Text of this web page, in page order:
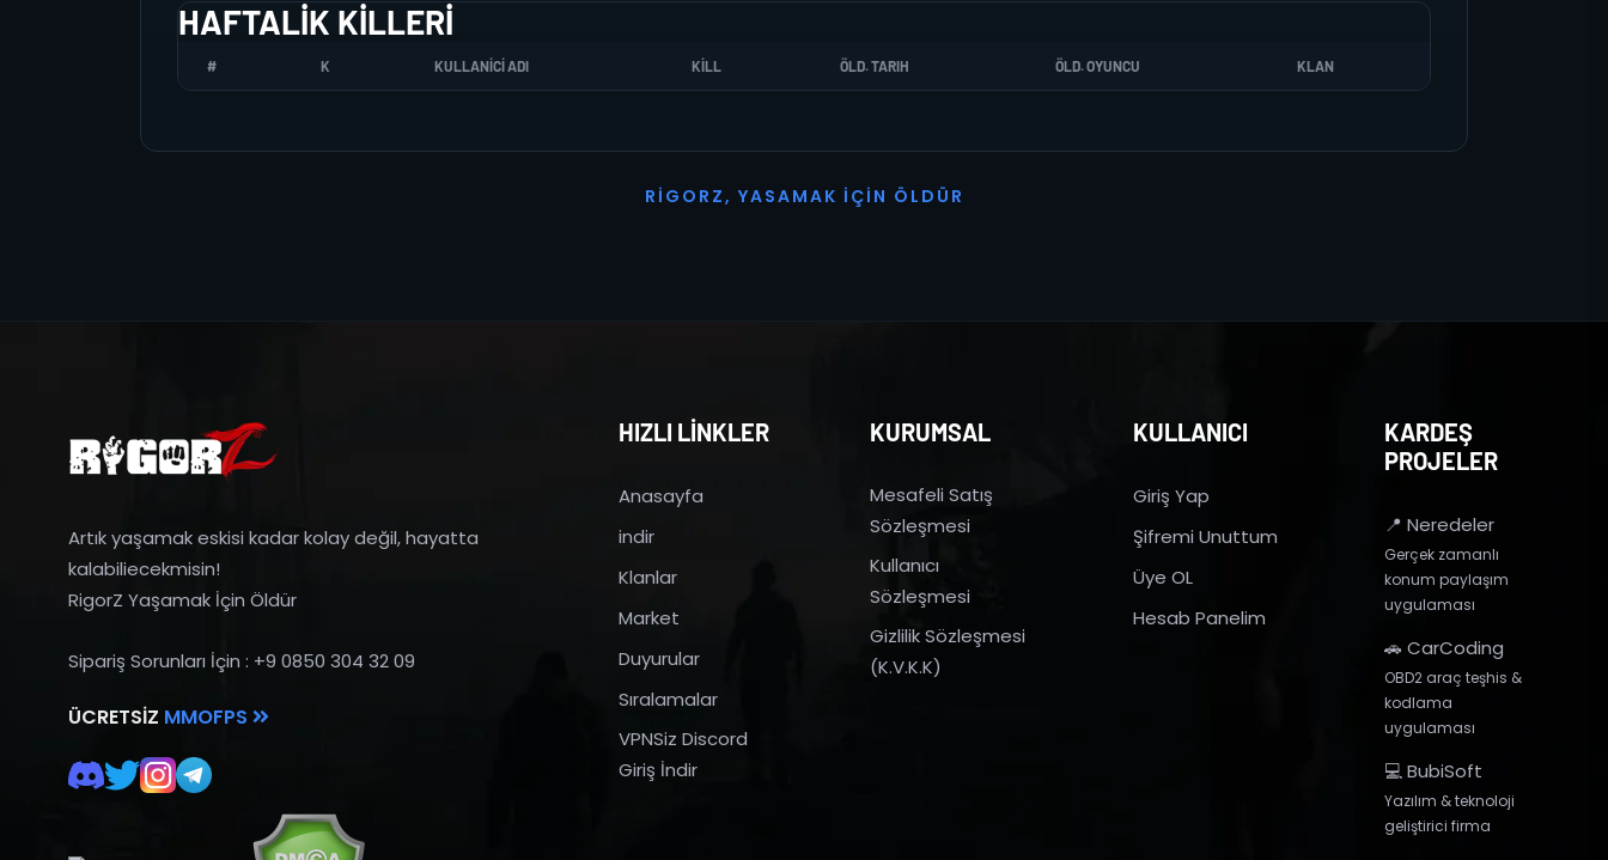
HAFTALIK KILLERI
# K KULLANICI ADI KILL ÖLD. TARIH ÖLD. OYUNCU KLAN
R I G O R Z, YASAMAK İ ÇI N Ö L D Ü R
Artık yaşamak eskisi kadar kolay değil, hayatta
kalabiliecekmisin!
RigorZ Yaşamak İçin Öldür
Sipariş Sorunları İçin : +9 0850 304 32 09
ÜCRETSIZ MMOFPS
HIZLI LİNKLER
Anasayfa
indir
Klanlar
Market
Duyurular
Sıralamalar
VPNSiz Discord
Giriş İndir
KURUMSAL
Mesafeli Satış
Sözleşmesi
Kullanıcı
Sözleşmesi
Gizlilik Sözleşmesi
(K.V.K.K)
KULLANICI
Giriş Yap
Şifremi Unuttum
Üye OL
Hesab Panelim
KARDEŞ
PROJELER
📍 Neredeler
Gerçek zamanlı
konum paylaşım
uygulaması
🚗 CarCoding
OBD2 araç teşhis &
kodlama
uygulaması
💻 BubiSoft
Yazılım & teknoloji
geliştirici firma